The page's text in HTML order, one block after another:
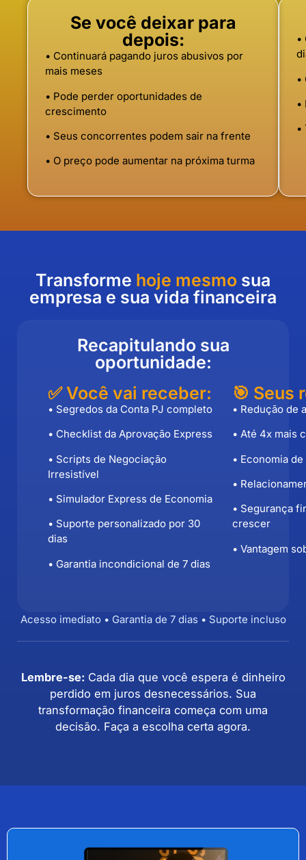
Se você deixar para
depois:
• Continuará pagando juros abusivos por
mais meses
• Pode perder oportunidades de
crescimento
• Seus concorrentes podem sair na frente
• O preço pode aumentar na próxima turma
•
•
•
•
Transforme hoje mesmo sua
empresa e sua vida financeira
Recapitulando sua
oportunidade:
✅ Você vai receber:
• Segredos da Conta PJ completo
• Checklist da Aprovação Express
• Scripts de Negociação
Irresistível
• Simulador Express de Economia
• Suporte personalizado por 30
dias
• Garantia incondicional de 7 dias
🎯 Seus
• Redução de
• Até 4x mais
• Economia
•
• Segurança
crescer
• Vantagem
Acesso imediato • Garantia de 7 dias • Suporte incluso
Lembre-se: Cada dia que você espera é dinheiro
perdido em juros desnecessários. Sua
transformação financeira começa com uma
decisão. Faça a escolha certa agora.